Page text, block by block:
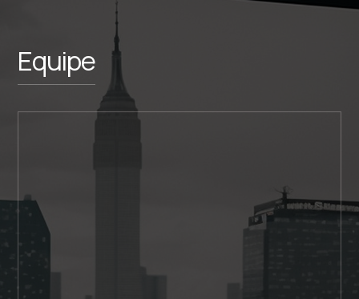
Equipe